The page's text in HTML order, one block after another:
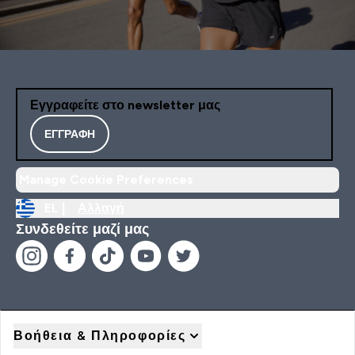
Εγγραφείτε στο newsletter μας
ΕΓΓΡΑΦΉ
Συνδεθείτε μαζί μας
Βοήθεια & Πληροφορίες